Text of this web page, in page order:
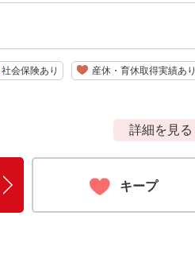
社会保険あり 産休・育休取得実績あり
詳細を見る
キープ